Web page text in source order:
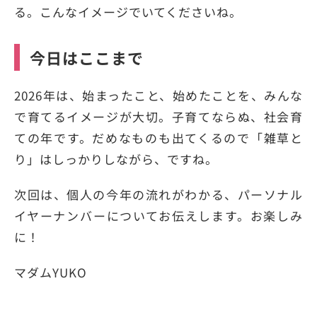
る。こんなイメージでいてくださいね。
今日はここまで
2026年は、始まったこと、始めたことを、みんな
で育てるイメージが大切。子育てならぬ、社会育
ての年です。だめなものも出てくるので「雑草と
り」はしっかりしながら、ですね。
次回は、個人の今年の流れがわかる、パーソナル
イヤーナンバーについてお伝えします。お楽しみ
に！
マダムYUKO